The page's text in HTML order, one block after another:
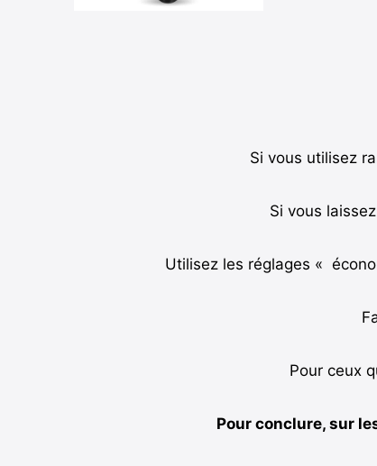
Si vous utilisez
Si vous
Utilisez les réglages «
Pour ceux
Pour conclure, sur